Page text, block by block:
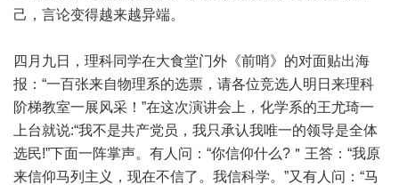
己，言论变得越来越异端。
四月九日，理科同学在大食堂门外《前哨》的对面贴出海
报：“一百张来自物理系的选票，请各位竞选人明日来理科
阶梯教室一展风采！”在这次演讲会上，化学系的王尤琦一
上台就说:“我不是共产党员，我只承认我唯一的领导是全体
选民!”下面一阵掌声。有人问：“你信仰什么?＂王答：“我原
来信仰马列主义，现在不信了。我信科学。”又有人问：“马